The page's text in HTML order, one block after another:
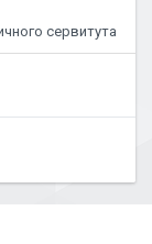
сервитута